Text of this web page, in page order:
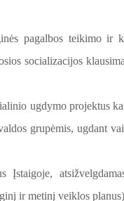
pagalbos teikimo ir
socializacijos
ugdymo projektus
grupėmis, ugdant
Įstaigoje,
ir metinį veiklos